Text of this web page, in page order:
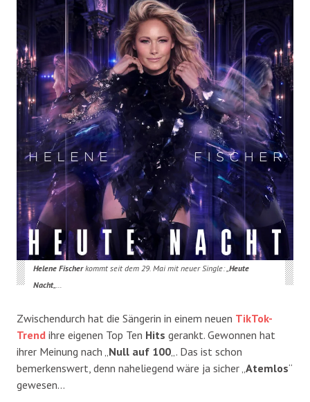
Helene Fischerkommt seit dem 29. Mai mit neuer Single: „Heute
Nacht„…
Zwischendurch hat die Sängerin in einem neuen TikTok-
Trend ihre eigenen Top Ten Hits gerankt. Gewonnen hat
ihrer Meinung nach „Null auf 100„. Das ist schon
bemerkenswert, denn naheliegend wäre ja sicher „Atemlos“
gewesen…